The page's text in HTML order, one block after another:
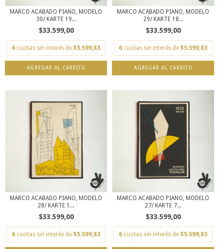
MARCO ACABADO PIANO, MODELO
30/ KARTE 19...
$33.599,00
6 cuotas sin interés de $5.599,83
AGREGAR AL CARRITO
MARCO ACABADO PIANO, MODELO
29/ KARTE 18...
$33.599,00
6 cuotas sin interés de $5.599,83
AGREGAR AL CARRITO
MARCO ACABADO PIANO, MODELO
28/ KARTE 1...
$33.599,00
6 cuotas sin interés de $5.599,83
MARCO ACABADO PIANO, MODELO
27/ KARTE 7...
$33.599,00
6 cuotas sin interés de $5.599,83